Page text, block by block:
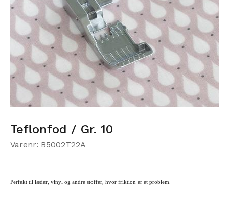
Teflonfod / Gr. 10
Varenr: B5002T22A
Perfekt til læder, vinyl og andre stoffer, hvor friktion er et problem.